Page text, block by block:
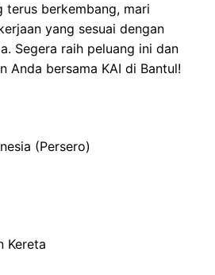
terus berkembang, mari
yang sesuai dengan
Segera raih peluang ini dan
Anda bersama KAI di Bantul!
(Persero)
Kereta